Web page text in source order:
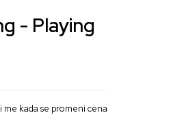
me kada se promeni cena